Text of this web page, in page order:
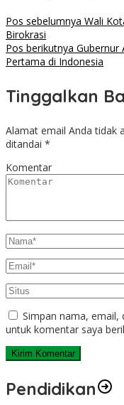
Pos sebelumnya Wali
Birokrasi
Pos berikutnya Gubernur
Pertama di Indonesia
Tinggalkan
Alamat email Anda tidak
ditandai *
Komentar
Simpan nama, email,
untuk komentar saya
Pendidikan